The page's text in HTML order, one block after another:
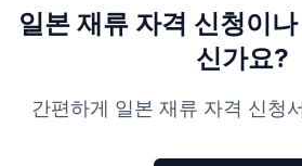
일본 재류 자격 신청이
신가요?
간편하게 일본 재류 자격 신청